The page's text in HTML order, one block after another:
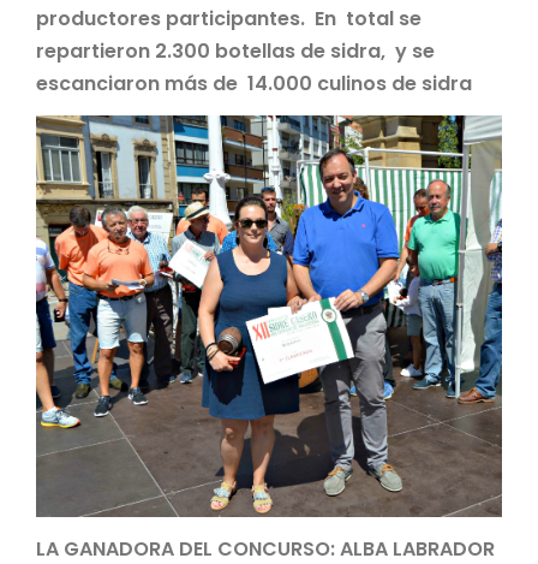
productores participantes. En total se
repartieron 2.300 botellas de sidra, y se
escanciaron más de 14.000 culinos de sidra
LA GANADORA DEL CONCURSO: ALBA LABRADOR